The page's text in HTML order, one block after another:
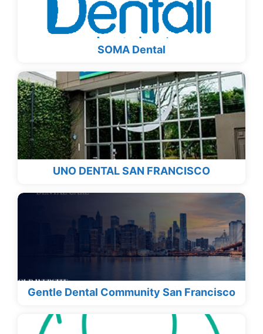
SOMA Dental
UNO DENTAL SAN FRANCISCO
Gentle Dental Community San Francisco